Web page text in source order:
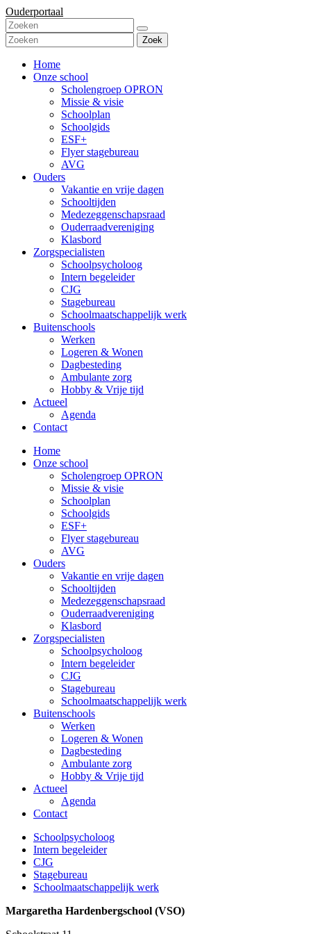
Ouderportaal
Zoek
Home
Onze school
Scholengroep OPRON
Missie & visie
Schoolplan
Schoolgids
ESF+
Flyer stagebureau
AVG
Ouders
Vakantie en vrije dagen
Schooltijden
Medezeggenschapsraad
Ouderraadvereniging
Klasbord
Zorgspecialisten
Schoolpsycholoog
Intern begeleider
CJG
Stagebureau
Schoolmaatschappelijk werk
Buitenschools
Werken
Logeren & Wonen
Dagbesteding
Ambulante zorg
Hobby & Vrije tijd
Actueel
Agenda
Contact
Home
Onze school
Scholengroep OPRON
Missie & visie
Schoolplan
Schoolgids
ESF+
Flyer stagebureau
AVG
Ouders
Vakantie en vrije dagen
Schooltijden
Medezeggenschapsraad
Ouderraadvereniging
Klasbord
Zorgspecialisten
Schoolpsycholoog
Intern begeleider
CJG
Stagebureau
Schoolmaatschappelijk werk
Buitenschools
Werken
Logeren & Wonen
Dagbesteding
Ambulante zorg
Hobby & Vrije tijd
Actueel
Agenda
Contact
Schoolpsycholoog
Intern begeleider
CJG
Stagebureau
Schoolmaatschappelijk werk
Margaretha Hardenbergschool (VSO)